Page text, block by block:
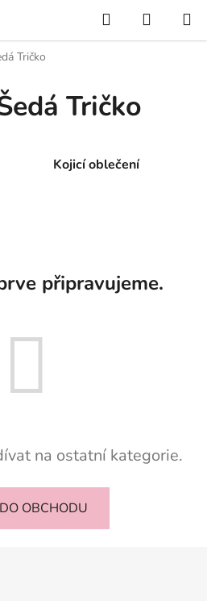
Hledat
KOŠÍK
Tričko
Tričko
Kojicí oblečení
připravujeme.
na ostatní kategorie.
OBCHODU